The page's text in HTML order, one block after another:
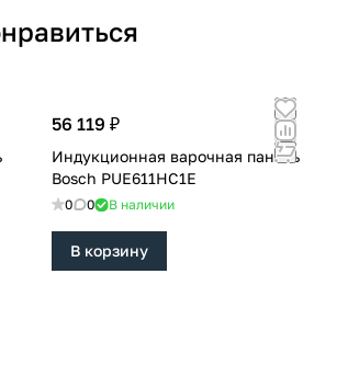
56 119 ₽
Индукционная варочная панель
Bosch PUE611HC1E
0 0 В наличии
В корзину